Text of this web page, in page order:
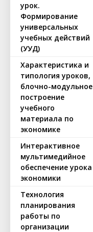
урок.
Формирование
универсальных
учебных действий
(УУД)
Характеристика и
типология уроков,
блочно-модульное
построение
учебного
материала по
экономике
Интерактивное
мультимедийное
обеспечение урока
экономики
Технология
планирования
работы по
организации